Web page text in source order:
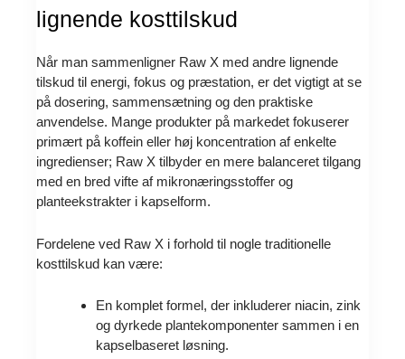
lignende kosttilskud
Når man sammenligner Raw X med andre lignende
tilskud til energi, fokus og præstation, er det vigtigt at se
på dosering, sammensætning og den praktiske
anvendelse. Mange produkter på markedet fokuserer
primært på koffein eller høj koncentration af enkelte
ingredienser; Raw X tilbyder en mere balanceret tilgang
med en bred vifte af mikronæringsstoffer og
planteekstrakter i kapselform.
Fordelene ved Raw X i forhold til nogle traditionelle
kosttilskud kan være:
En komplet formel, der inkluderer niacin, zink
og dyrkede plantekomponenter sammen i en
kapselbaseret løsning.